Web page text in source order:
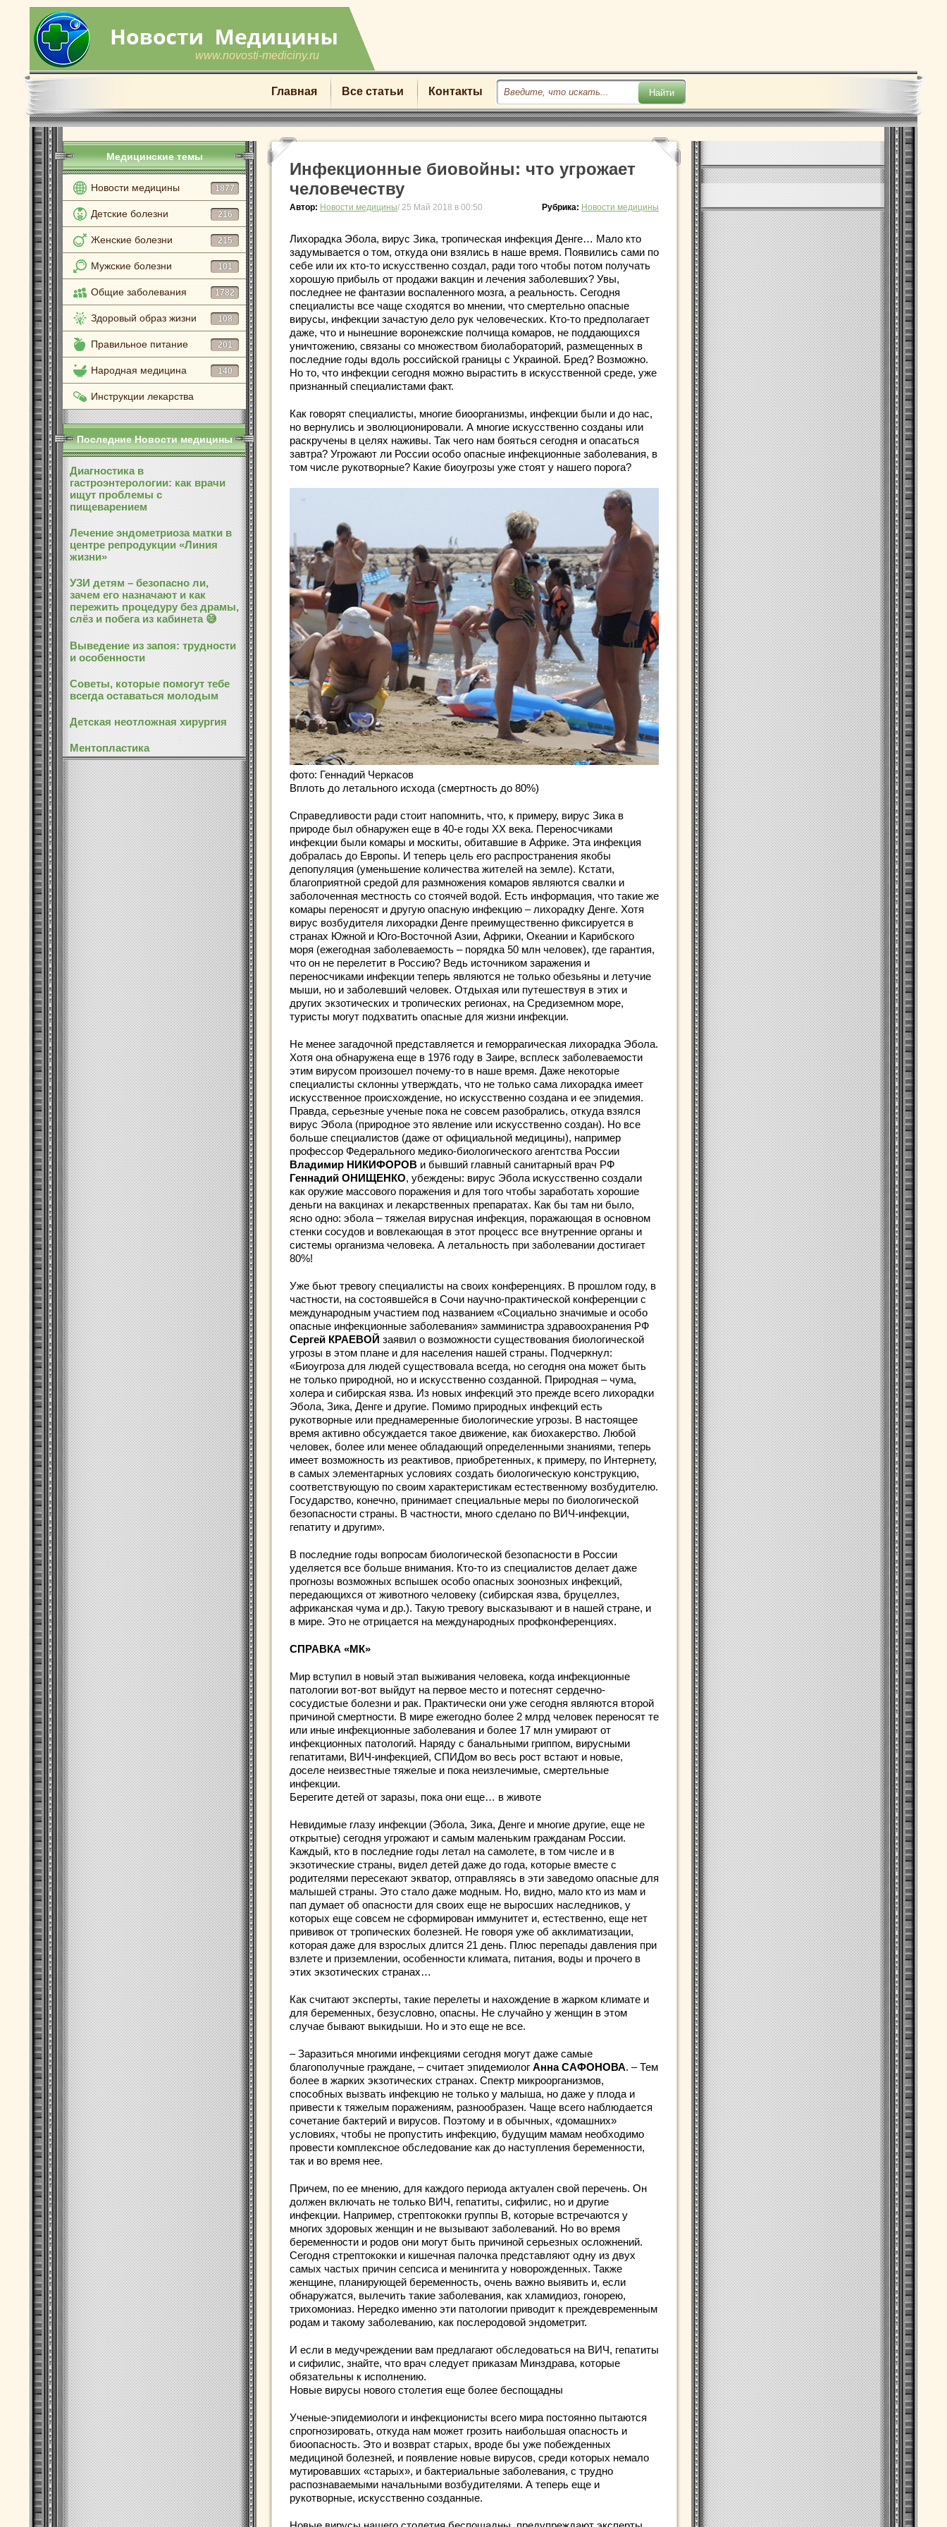
www.novosti-mediciny.ru
Главная Все статьи Контакты
Медицинские темы
Новости медицины 1877
Детские болезни 216
Женские болезни 215
Мужские болезни 101
Общие заболевания 1782
Здоровый образ жизни 108
Правильное питание 201
Народная медицина 140
Инструкции лекарства
Последние Новости медицины
Диагностика в
гастроэнтерологии: как врачи
ищут проблемы с
пищеварением
Лечение эндометриоза матки в
центре репродукции «Линия
жизни»
УЗИ детям – безопасно ли,
зачем его назначают и как
пережить процедуру без драмы,
слёз и побега из кабинета 😅
Выведение из запоя: трудности
и особенности
Советы, которые помогут тебе
всегда оставаться молодым
Детская неотложная хирургия
Ментопластика
Инфекционные биовойны: что угрожает
человечеству
Автор: Новости медицины/ 25 Май 2018 в 00:50 Рубрика: Новости медицины
Лихорадка Эбола, вирус Зика, тропическая инфекция Денге… Мало кто
задумывается о том, откуда они взялись в наше время. Появились сами по
себе или их кто-то искусственно создал, ради того чтобы потом получать
хорошую прибыль от продажи вакцин и лечения заболевших? Увы,
последнее не фантазии воспаленного мозга, а реальность. Сегодня
специалисты все чаще сходятся во мнении, что смертельно опасные
вирусы, инфекции зачастую дело рук человеческих. Кто-то предполагает
даже, что и нынешние воронежские полчища комаров, не поддающихся
уничтожению, связаны со множеством биолабораторий, размещенных в
последние годы вдоль российской границы с Украиной. Бред? Возможно.
Но то, что инфекции сегодня можно вырастить в искусственной среде, уже
признанный специалистами факт.
Как говорят специалисты, многие биоорганизмы, инфекции были и до нас,
но вернулись и эволюционировали. А многие искусственно созданы или
раскручены в целях наживы. Так чего нам бояться сегодня и опасаться
завтра? Угрожают ли России особо опасные инфекционные заболевания, в
том числе рукотворные? Какие биоугрозы уже стоят у нашего порога?
фото: Геннадий Черкасов
Вплоть до летального исхода (смертность до 80%)
Справедливости ради стоит напомнить, что, к примеру, вирус Зика в
природе был обнаружен еще в 40‑е годы XX века. Переносчиками
инфекции были комары и москиты, обитавшие в Африке. Эта инфекция
добралась до Европы. И теперь цель его распространения якобы
депопуляция (уменьшение количества жителей на земле). Кстати,
благоприятной средой для размножения комаров являются свалки и
заболоченная местность со стоячей водой. Есть информация, что такие же
комары переносят и другую опасную инфекцию – лихорадку Денге. Хотя
вирус возбудителя лихорадки Денге преимущественно фиксируется в
странах Южной и Юго-Восточной Азии, Африки, Океании и Карибского
моря (ежегодная заболеваемость – порядка 50 млн человек), где гарантия,
что он не перелетит в Россию? Ведь источником заражения и
переносчиками инфекции теперь являются не только обезьяны и летучие
мыши, но и заболевший человек. Отдыхая или путешествуя в этих и
других экзотических и тропических регионах, на Средиземном море,
туристы могут подхватить опасные для жизни инфекции.
Не менее загадочной представляется и геморрагическая лихорадка Эбола.
Хотя она обнаружена еще в 1976 году в Заире, всплеск заболеваемости
этим вирусом произошел почему-то в наше время. Даже некоторые
специалисты склонны утверждать, что не только сама лихорадка имеет
искусственное происхождение, но искусственно создана и ее эпидемия.
Правда, серьезные ученые пока не совсем разобрались, откуда взялся
вирус Эбола (природное это явление или искусственно создан). Но все
больше специалистов (даже от официальной медицины), например
профессор Федерального медико-биологического агентства России
Владимир НИКИФОРОВ и бывший главный санитарный врач РФ
Геннадий ОНИЩЕНКО, убеждены: вирус Эбола искусственно создали
как оружие массового поражения и для того чтобы заработать хорошие
деньги на вакцинах и лекарственных препаратах. Как бы там ни было,
ясно одно: эбола – тяжелая вирусная инфекция, поражающая в основном
стенки сосудов и вовлекающая в этот процесс все внутренние органы и
системы организма человека. А летальность при заболевании достигает
80%!
Уже бьют тревогу специалисты на своих конференциях. В прошлом году, в
частности, на состоявшейся в Сочи научно-практической конференции с
международным участием под названием «Социально значимые и особо
опасные инфекционные заболевания» замминистра здравоохранения РФ
Сергей КРАЕВОЙ заявил о возможности существования биологической
угрозы в этом плане и для населения нашей страны. Подчеркнул:
«Биоугроза для людей существовала всегда, но сегодня она может быть
не только природной, но и искусственно созданной. Природная – чума,
холера и сибирская язва. Из новых инфекций это прежде всего лихорадки
Эбола, Зика, Денге и другие. Помимо природных инфекций есть
рукотворные или преднамеренные биологические угрозы. В настоящее
время активно обсуждается такое движение, как биохакерство. Любой
человек, более или менее обладающий определенными знаниями, теперь
имеет возможность из реактивов, приобретенных, к примеру, по Интернету,
в самых элементарных условиях создать биологическую конструкцию,
соответствующую по своим характеристикам естественному возбудителю.
Государство, конечно, принимает специальные меры по биологической
безопасности страны. В частности, много сделано по ВИЧ-инфекции,
гепатиту и другим».
В последние годы вопросам биологической безопасности в России
уделяется все больше внимания. Кто-то из специалистов делает даже
прогнозы возможных вспышек особо опасных зоонозных инфекций,
передающихся от животного человеку (сибирская язва, бруцеллез,
африканская чума и др.). Такую тревогу высказывают и в нашей стране, и
в мире. Это не отрицается на международных профконференциях.
СПРАВКА «МК»
Мир вступил в новый этап выживания человека, когда инфекционные
патологии вот-вот выйдут на первое место и потеснят сердечно-
сосудистые болезни и рак. Практически они уже сегодня являются второй
причиной смертности. В мире ежегодно более 2 млрд человек переносят те
или иные инфекционные заболевания и более 17 млн умирают от
инфекционных патологий. Наряду с банальными гриппом, вирусными
гепатитами, ВИЧ-инфекцией, СПИДом во весь рост встают и новые,
доселе неизвестные тяжелые и пока неизлечимые, смертельные
инфекции.
Берегите детей от заразы, пока они еще… в животе
Невидимые глазу инфекции (Эбола, Зика, Денге и многие другие, еще не
открытые) сегодня угрожают и самым маленьким гражданам России.
Каждый, кто в последние годы летал на самолете, в том числе и в
экзотические страны, видел детей даже до года, которые вместе с
родителями пересекают экватор, отправляясь в эти заведомо опасные для
малышей страны. Это стало даже модным. Но, видно, мало кто из мам и
пап думает об опасности для своих еще не выросших наследников, у
которых еще совсем не сформирован иммунитет и, естественно, еще нет
прививок от тропических болезней. Не говоря уже об акклиматизации,
которая даже для взрослых длится 21 день. Плюс перепады давления при
взлете и приземлении, особенности климата, питания, воды и прочего в
этих экзотических странах…
Как считают эксперты, такие перелеты и нахождение в жарком климате и
для беременных, безусловно, опасны. Не случайно у женщин в этом
случае бывают выкидыши. Но и это еще не все.
– Заразиться многими инфекциями сегодня могут даже самые
благополучные граждане, – считает эпидемиолог Анна САФОНОВА. – Тем
более в жарких экзотических странах. Спектр микроорганизмов,
способных вызвать инфекцию не только у малыша, но даже у плода и
привести к тяжелым поражениям, разнообразен. Чаще всего наблюдается
сочетание бактерий и вирусов. Поэтому и в обычных, «домашних»
условиях, чтобы не пропустить инфекцию, будущим мамам необходимо
провести комплексное обследование как до наступления беременности,
так и во время нее.
Причем, по ее мнению, для каждого периода актуален свой перечень. Он
должен включать не только ВИЧ, гепатиты, сифилис, но и другие
инфекции. Например, стрептококки группы В, которые встречаются у
многих здоровых женщин и не вызывают заболеваний. Но во время
беременности и родов они могут быть причиной серьезных осложнений.
Сегодня стрептококки и кишечная палочка представляют одну из двух
самых частых причин сепсиса и менингита у новорожденных. Также
женщине, планирующей беременность, очень важно выявить и, если
обнаружатся, вылечить такие заболевания, как хламидиоз, гонорею,
трихомониаз. Нередко именно эти патологии приводит к преждевременным
родам и такому заболеванию, как послеродовой эндометрит.
И если в медучреждении вам предлагают обследоваться на ВИЧ, гепатиты
и сифилис, знайте, что врач следует приказам Минздрава, которые
обязательны к исполнению.
Новые вирусы нового столетия еще более беспощадны
Ученые-эпидемиологи и инфекционисты всего мира постоянно пытаются
спрогнозировать, откуда нам может грозить наибольшая опасность и
биоопасность. Это и возврат старых, вроде бы уже побежденных
медициной болезней, и появление новые вирусов, среди которых немало
мутировавших «старых», и бактериальные заболевания, с трудно
распознаваемыми начальными возбудителями. А теперь еще и
рукотворные, искусственно созданные.